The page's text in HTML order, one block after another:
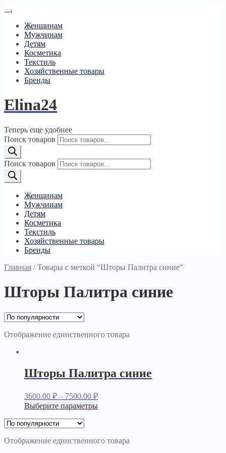
Женщинам
Мужчинам
Детям
Косметика
Текстиль
Хозяйственные товары
Бренды
Elina24
Теперь еще удобнее
Поиск товаров
Поиск товаров
Женщинам
Мужчинам
Детям
Косметика
Текстиль
Хозяйственные товары
Бренды
Главная /Товары с меткой “Шторы Палитра синие”
Шторы Палитра синие
Отображение единственного товара
Шторы Палитра синие
3600.00 ₽ – 7500.00 ₽
Выберите параметры
Отображение единственного товара